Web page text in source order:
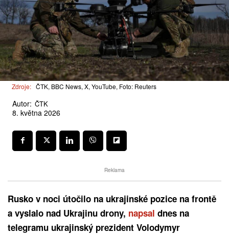
Zdroje: ČTK, BBC News, X, YouTube, Foto: Reuters
Autor: ČTK
8. května 2026
Reklama
Rusko v noci útočilo na ukrajinské pozice na frontě
a vyslalo nad Ukrajinu drony, napsal dnes na
telegramu ukrajinský prezident Volodymyr